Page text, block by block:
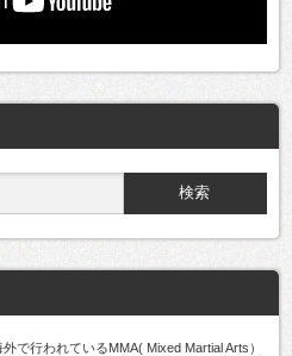
で行われているMMA( Mixed Martial Arts）